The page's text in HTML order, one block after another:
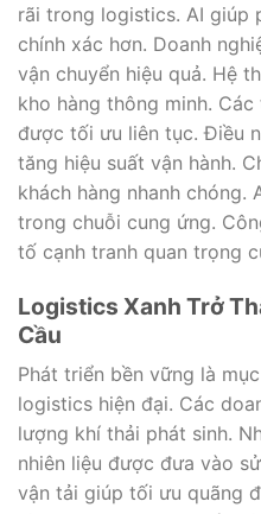
rãi trong logistics. AI giúp
chính xác hơn. Doanh
vận chuyển hiệu quả. Hệ
kho hàng thông minh.
được tối ưu liên tục. Điều
tăng hiệu suất vận hành.
khách hàng nhanh chóng.
trong chuỗi cung ứng.
tố cạnh tranh quan trọng
Logistics Xanh Trở
Cầu
Phát triển bền vững là
logistics hiện đại. Các
lượng khí thải phát sinh.
nhiên liệu được đưa vào
vận tải giúp tối ưu quãng